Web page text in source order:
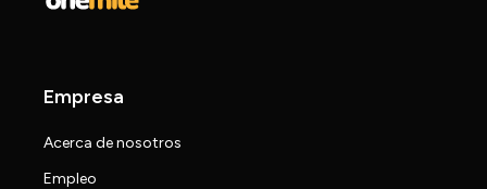
Empresa
Acerca de nosotros
Empleo